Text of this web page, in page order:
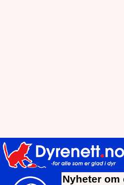
Nyheter om